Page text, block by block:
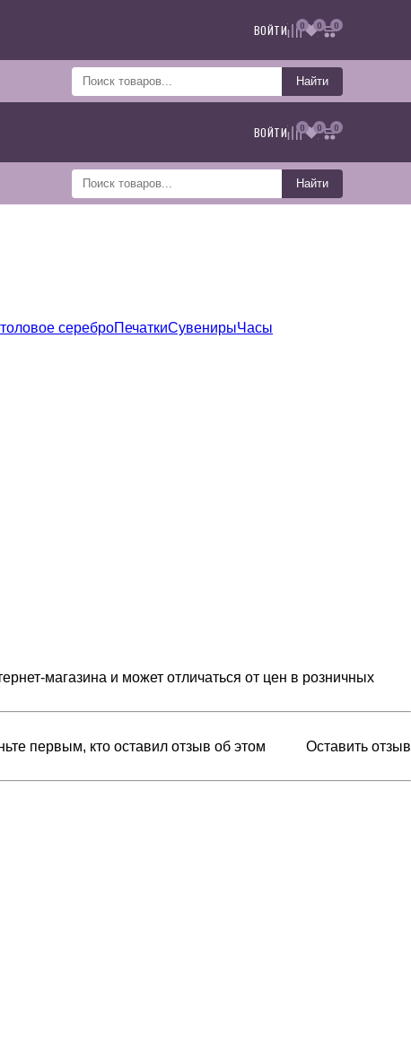
ВОЙТИ 0 0 0
Найти
ВОЙТИ 0 0 0
Найти
сереброПечаткиСувенирыЧасы
магазина и может отличаться от цен в розничных
Оставить отзыв
первым, кто оставил отзыв об этом